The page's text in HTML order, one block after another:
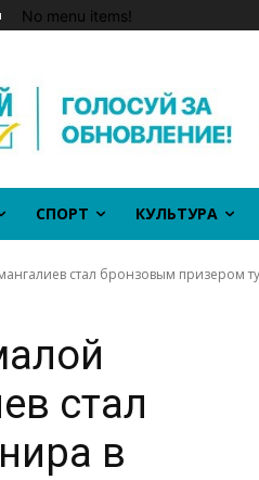
No menu items!
СПОРТ КУЛЬТУРА
стал бронзовым призером
стал
в